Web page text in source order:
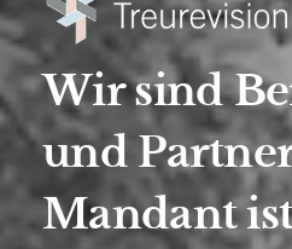
Wir sind
und
Mandant